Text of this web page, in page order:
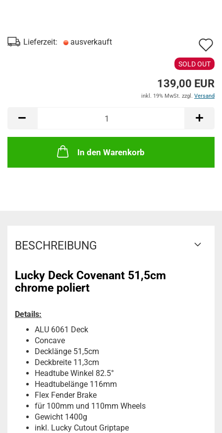
Lieferzeit: ausverkauft
SOLD OUT
139,00 EUR
inkl. 19% MwSt. zzgl. Versand
In den Warenkorb
BESCHREIBUNG
Lucky Deck Covenant 51,5cm
chrome poliert
Details:
ALU 6061 Deck
Concave
Decklänge 51,5cm
Deckbreite 11,3cm
Headtube Winkel 82.5°
Headtubelänge 116mm
Flex Fender Brake
für 100mm und 110mm Wheels
Gewicht 1400g
inkl. Lucky Cutout Griptape